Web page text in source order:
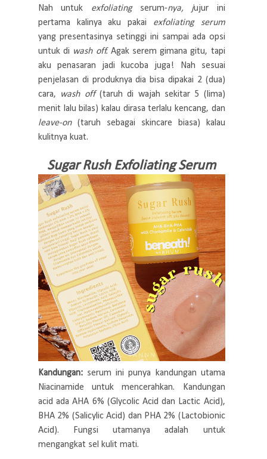
Nah untuk exfoliating serum-nya, jujur ini
pertama kalinya aku pakai exfoliating serum
yang presentasinya setinggi ini sampai ada opsi
untuk di wash off.Agak serem gimana gitu, tapi
aku penasaran jadi kucoba juga! Nah sesuai
penjelasan di produknya dia bisa dipakai 2 (dua)
cara,
wash off(taruh di wajah sekitar 5 (lima)
menit lalu bilas) kalau dirasa terlalu kencang, dan
leave-on (taruh sebagai skincare biasa) kalau
kulitnya kuat.
Sugar Rush Exfoliating Serum
Kandungan: serum ini punya kandungan utama
Niacinamide untuk mencerahkan. Kandungan
acid ada AHA 6% (Glycolic Acid dan Lactic Acid),
BHA 2% (Salicylic Acid) dan PHA 2% (Lactobionic
Acid). Fungsi utamanya adalah untuk
mengangkat sel kulit mati.